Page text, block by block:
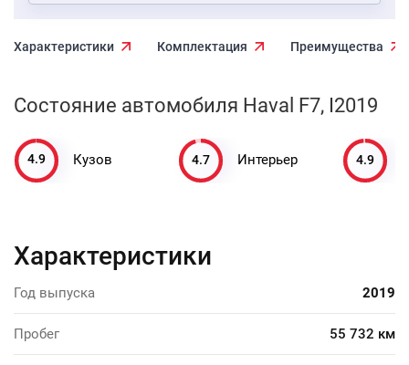
Характеристики Комплектация Преимущества
Состояние автомобиля Haval F7, I2019
4.9 Кузов 4.7 Интерьер 4.9
Характеристики
Год выпуска 2019
Пробег 55 732 км